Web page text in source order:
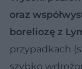
oraz
boreliozę z
przypadkach
szybko